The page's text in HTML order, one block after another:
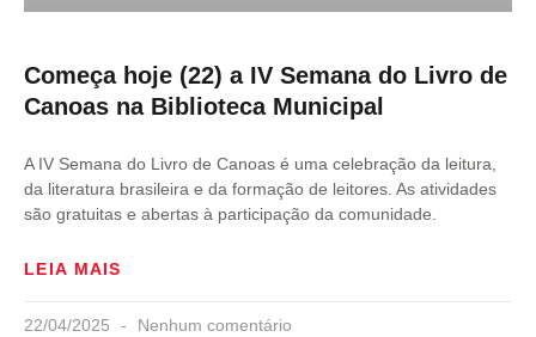
Começa hoje (22) a IV Semana do Livro de
Canoas na Biblioteca Municipal
A IV Semana do Livro de Canoas é uma celebração da leitura,
da literatura brasileira e da formação de leitores. As atividades
são gratuitas e abertas à participação da comunidade.
LEIA MAIS
22/04/2025 Nenhum comentário